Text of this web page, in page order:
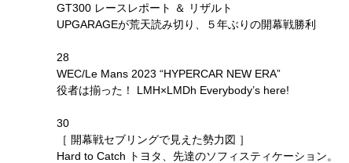
GT300 レースレポート ＆ リザルト
UPGARAGEが荒天読み切り、５年ぶりの開幕戦勝利
28
WEC/Le Mans 2023 “HYPERCAR NEW ERA”
役者は揃った！ LMH×LMDh Everybody’s here!
30
［ 開幕戦セブリングで見えた勢力図 ］
Hard to Catch トヨタ、先達のソフィスティケーション。